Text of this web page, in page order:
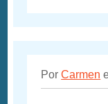
PorCarmen